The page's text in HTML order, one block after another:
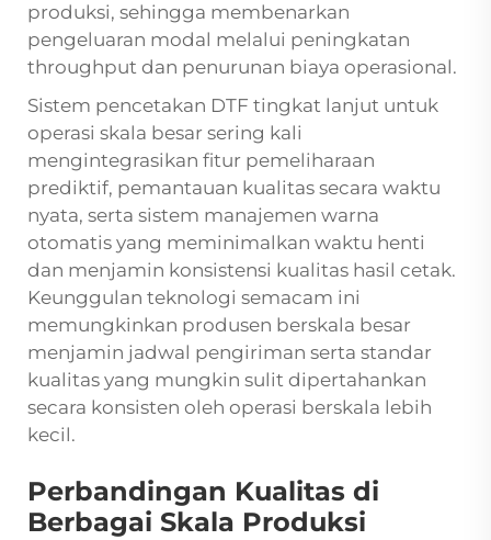
produksi, sehingga membenarkan
pengeluaran modal melalui peningkatan
throughput dan penurunan biaya operasional.
Sistem pencetakan DTF tingkat lanjut untuk
operasi skala besar sering kali
mengintegrasikan fitur pemeliharaan
prediktif, pemantauan kualitas secara waktu
nyata, serta sistem manajemen warna
otomatis yang meminimalkan waktu henti
dan menjamin konsistensi kualitas hasil cetak.
Keunggulan teknologi semacam ini
memungkinkan produsen berskala besar
menjamin jadwal pengiriman serta standar
kualitas yang mungkin sulit dipertahankan
secara konsisten oleh operasi berskala lebih
kecil.
Perbandingan Kualitas di
Berbagai Skala Produksi